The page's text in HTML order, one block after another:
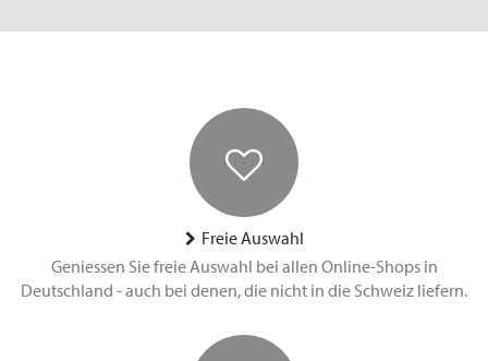
Freie Auswahl
Geniessen Sie freie Auswahl bei allen Online-Shops in
Deutschland - auch bei denen, die nicht in die Schweiz liefern.